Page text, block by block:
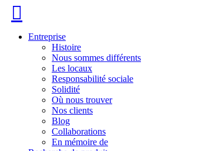
116
96
57
Entreprise
Histoire
Nous sommes différents
Les locaux
Responsabilité sociale
Solidité
Où nous trouver
Nos clients
Blog
Collaborations
En mémoire de